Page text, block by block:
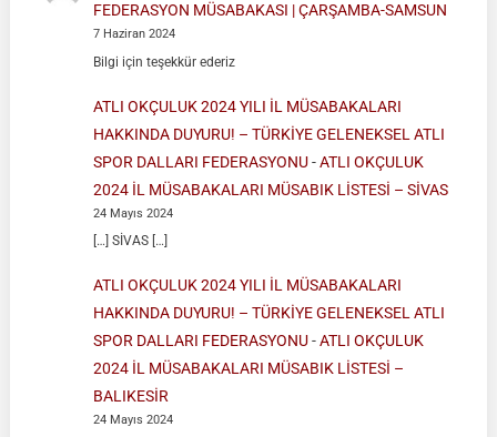
FEDERASYON MÜSABAKASI | ÇARŞAMBA-SAMSUN
7 Haziran 2024
Bilgi için teşekkür ederiz
ATLI OKÇULUK 2024 YILI İL MÜSABAKALARI
HAKKINDA DUYURU! – TÜRKİYE GELENEKSEL ATLI
SPOR DALLARI FEDERASYONU-ATLI OKÇULUK
2024 İL MÜSABAKALARI MÜSABIK LİSTESİ – SİVAS
24 Mayıs 2024
[…] SİVAS […]
ATLI OKÇULUK 2024 YILI İL MÜSABAKALARI
HAKKINDA DUYURU! – TÜRKİYE GELENEKSEL ATLI
SPOR DALLARI FEDERASYONU-ATLI OKÇULUK
2024 İL MÜSABAKALARI MÜSABIK LİSTESİ –
BALIKESİR
24 Mayıs 2024